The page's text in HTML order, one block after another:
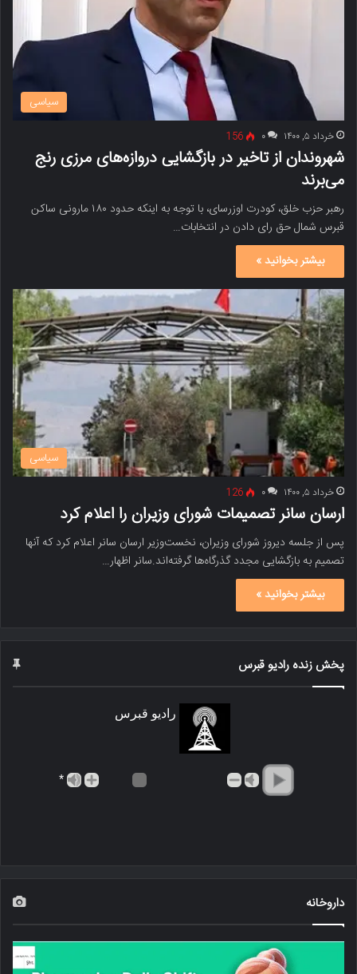
سیاسی
خرداد ۵, ۱۴۰۰ ۰ 156
شهروندان از تاخیر در بازگشایی دروازه‌های مرزی رنج
می‌برند
رهبر حزب خلق، کودرت اوزرسای، با توجه به اینکه حدود ۱۸۰ مارونی ساکن
قبرس شمال حق رای دادن در انتخابات…
بیشتر بخوانید »
سیاسی
خرداد ۵, ۱۴۰۰ ۰ 126
ارسان سانر تصمیمات شورای وزیران را اعلام کرد
پس از جلسه دیروز شورای وزیران، نخست‌وزیر ارسان سانر اعلام کرد که آنها
تصمیم به بازگشایی مجدد گذرگاه‌ها گرفته‌اند.سانر اظهار…
بیشتر بخوانید »
پخش زنده رادیو قبرس
رادیو قبرس
*
داروخانه